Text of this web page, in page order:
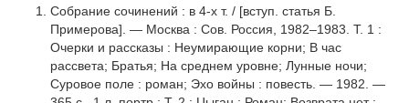
Собрание сочинений : в 4-х т. / [вступ. статья Б.
Примерова]. — Москва : Сов. Россия, 1982–1983. Т. 1 :
Очерки и рассказы : Неумирающие корни; В час
рассвета; Братья; На среднем уровне; Лунные ночи;
Суровое поле : роман; Эхо войны : повесть. — 1982. —